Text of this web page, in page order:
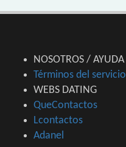
NOSOTROS / AYUDA
Términos del servicio
WEBS DATING
QueContactos
Lcontactos
Adanel